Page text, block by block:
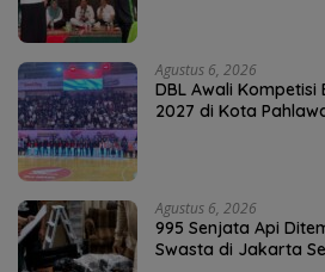
Agustus 6, 2026
DBL Awali
2027 di Kota
Agustus 6, 2026
995 Senjata Api
Swasta di Jakarta